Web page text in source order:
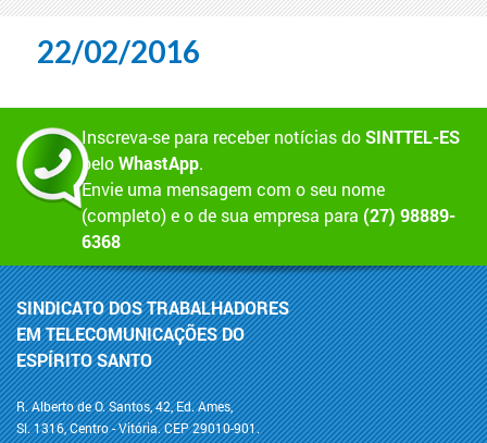
22/02/2016
Inscreva-se para receber notícias doSINTTEL-ES
peloWhastApp.
Envie uma mensagem com o seu nome
(completo) e o de sua empresa para (27) 98889-
6368
SINDICATO DOS TRABALHADORES
EM TELECOMUNICAÇÕES DO
ESPÍRITO SANTO
R. Alberto de O. Santos, 42, Ed. Ames,
Sl. 1316, Centro - Vitória. CEP 29010-901.